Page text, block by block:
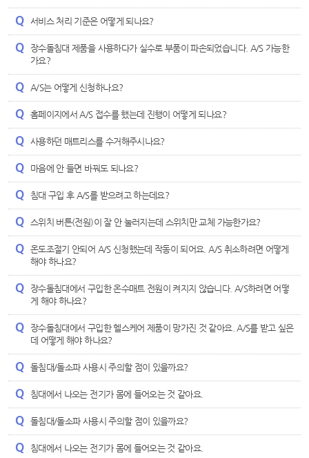
서비스 처리 기준은 어떻게 되나요?
장수돌침대 제품을 사용하다가 실수로 부품이 파손되었습니다. A/S 가능한
가요?
A/S는 어떻게 신청하나요?
홈페이지에서 A/S 접수를 했는데 진행이 어떻게 되나요?
사용하던 매트리스를 수거해주시나요?
마음에 안 들면 바꿔도 되나요?
침대 구입 후 A/S를 받으려고 하는데요?
스위치 버튼(전원)이 잘 안 눌러지는데 스위치만 교체 가능한가요?
온도조절기 안되어 A/S 신청했는데 작동이 되어요. A/S 취소하려면 어떻게
해야 하나요?
장수돌침대에서 구입한 온수매트 전원이 켜지지 않습니다. A/S하려면 어떻
게 해야 하나요?
장수돌침대에서 구입한 헬스케어 제품이 망가진 것 같아요. A/S를 받고 싶은
데 어떻게 해야 하나요?
돌침대/돌소파 사용시 주의할 점이 있을까요?
침대에서 나오는 전기가 몸에 들어오는 것 같아요.
돌침대/돌소파 사용시 주의할 점이 있을까요?
침대에서 나오는 전기가 몸에 들어오는 것 같아요.